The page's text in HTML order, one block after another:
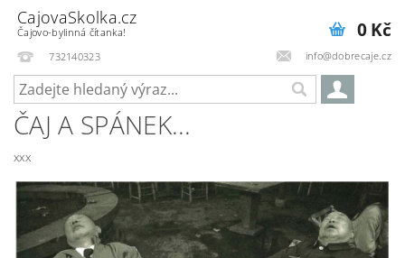
CajovaSkolka.cz
Čajovo-bylinná čítanka!
732140323
info@dobrecaje.cz
0 Kč
ČAJ A SPÁNEK...
xxx